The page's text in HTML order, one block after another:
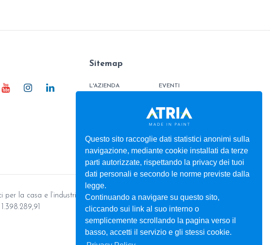
Questo sito raccoglie dati statistici anonimi sulla
navigazione, mediante cookie installati da terze
parti autorizzate, rispettando la privacy dei tuoi
dati personali e secondo le norme previste dalla
legge.
Continuando a navigare su questo sito,
cliccando sui link al suo interno o
semplicemente scrollando la pagina verso il
basso, accetti il servizio e gli stessi cookie.
Sitemap
L'AZIENDA
ATRIAFLOOR
SERVIZI
EVENTI
CONTATTI
AREA ORDINI
BOX
la casa e l’industria